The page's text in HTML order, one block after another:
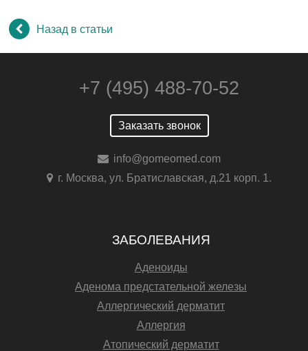
Назад в статьи
+7 (495) 488-70-52
Заказать звонок
info@gomeomed.com
г. Москва, ул. Братиславская, д.21 корп. 1.
ЗАБОЛЕВАНИЯ
Аденоиды
Аденома предстательной железы
Аллергический дерматит
Аллергия
Атопический дерматит